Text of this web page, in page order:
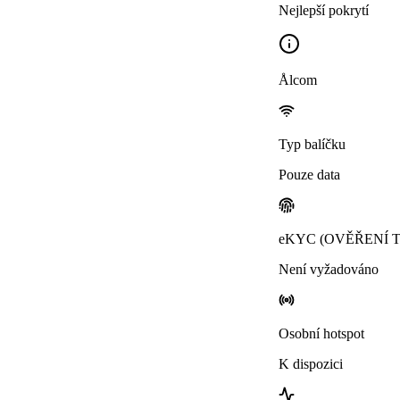
Nejlepší pokrytí
Ålcom
Typ balíčku
Pouze data
eKYC (OVĚŘENÍ
Není vyžadováno
Osobní hotspot
K dispozici